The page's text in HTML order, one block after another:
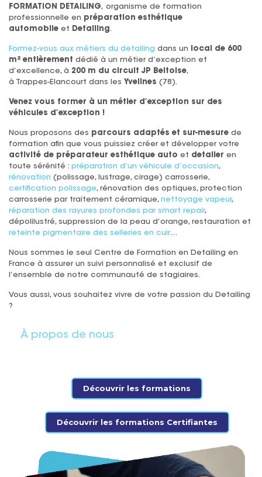
FORMATION DETAILING, organisme de formation
professionnelle en préparation esthétique
automobile et Detailing.
Formez-vous aux métiers du detailing dans un
local de 600
m² entièrement dédié à un métier d’exception et
d’excellence, à 200 m du circuit JP Beltoise,
à Trappes-Elancourt dans les Yvelines (78).
Venez vous former à un métier d’exception sur des
véhicules d’exception !
Nous proposons des parcours adaptés et sur-mesure de
formation afin que vous puissiez créer et développer votre
activité de préparateur esthétique auto et detailer en
toute sérénité : préparation d’un véhicule d’occasion,
rénovation (polissage, lustrage, cirage) carrosserie,
certification polissage, rénovation des optiques, protection
carrosserie par traitement céramique, nettoyage vapeur,
réparation des rayures profondes par smart repair,
dépolilustré, suppression de la peau d’orange, restauration et
reteinte pigmentaire des selleries en cuir…
Nous sommes le seul Centre de Formation en Detailing en
France à assurer un suivi personnalisé et exclusif de
l’ensemble de notre communauté de stagiaires.
Vous aussi, vous souhaitez vivre de votre passion du Detailing
?
À propos de nous
Découvrir les formations
Découvrir les formations Certifiantes